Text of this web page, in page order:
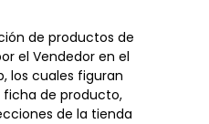
de productos de
el Vendedor en el
los cuales figuran
de producto,
de la tienda